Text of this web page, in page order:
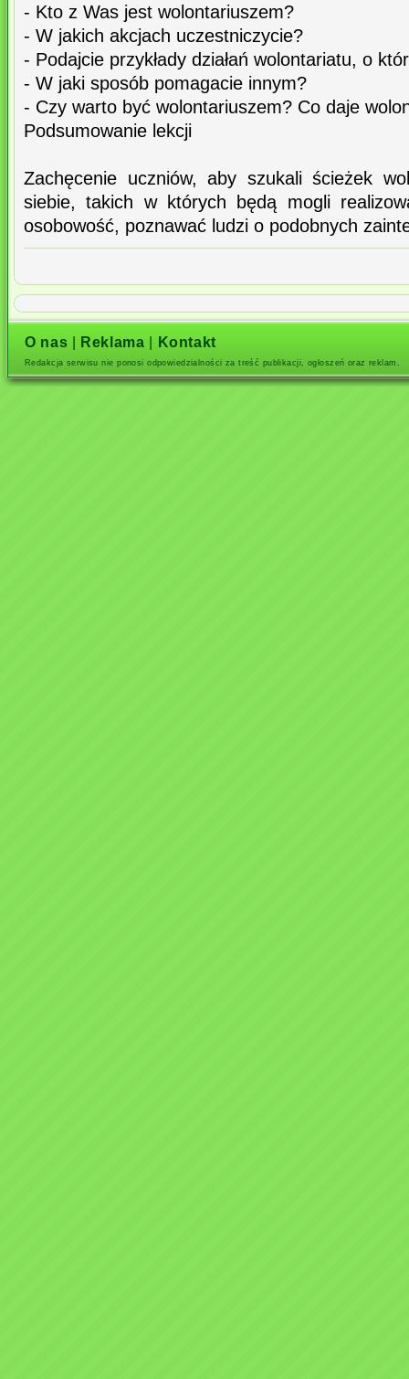
- Kto z Was jest wolontariuszem?
- W jakich akcjach uczestniczycie?
- Podajcie przykłady działań wolontariatu, o
- W jaki sposób pomagacie innym?
- Czy warto być wolontariuszem? Co daje
Podsumowanie lekcji
Zachęcenie uczniów, aby szukali ścieżek
siebie, takich w których będą mogli
osobowość, poznawać ludzi o podobnych
O nas Reklama Kontakt
Redakcja serwisu nie ponosi odpowiedzialności za treść publikacji, ogłoszeń oraz reklam.